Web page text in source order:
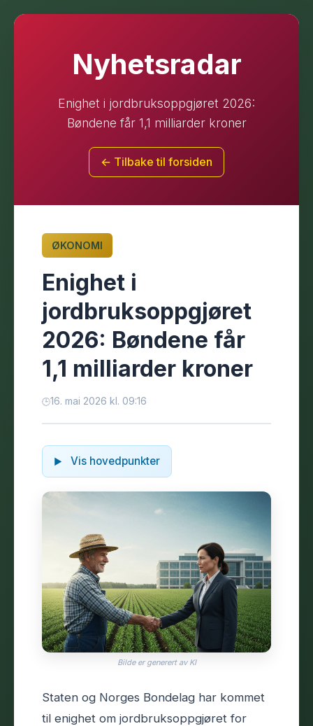
Nyhetsradar
Enighet i jordbruksoppgjøret 2026:
Bøndene får 1,1 milliarder kroner
← Tilbake til forsiden
ØKONOMI
Enighet i
jordbruksoppgjøret
2026: Bøndene får
1,1 milliarder kroner
16. mai 2026 kl. 09:16
Vis hovedpunkter
Bilde er generert av KI
Staten og Norges Bondelag har kommet
til enighet om jordbruksoppgjøret for